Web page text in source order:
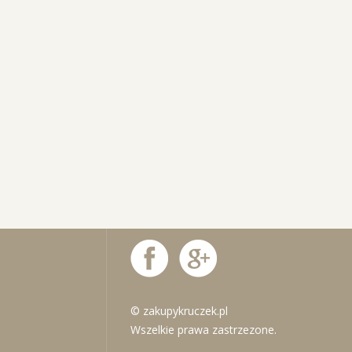
© zakupykruczek.pl
Wszelkie prawa zastrzezone.